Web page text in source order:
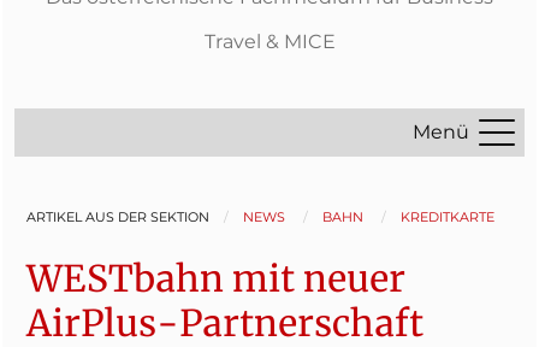
Travel & MICE
Menü
ARTIKEL AUS DER SEKTION NEWS BAHN KREDITKARTE
WESTbahn mit neuer
AirPlus-Partnerschaft